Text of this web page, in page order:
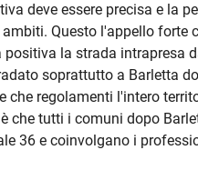
deve essere precisa e la
Questo l'appello forte
la strada intrapresa
soprattutto a Barletta
che regolamenti l'intero
che tutti i comuni dopo
36 e coinvolgano i